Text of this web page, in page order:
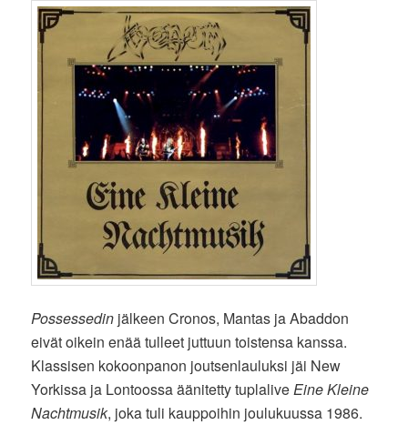
Possessedin jälkeen Cronos, Mantas ja Abaddon
eivät oikein enää tulleet juttuun toistensa kanssa.
Klassisen kokoonpanon joutsenlauluksi jäi New
Yorkissa ja Lontoossa äänitetty tuplaliveEine Kleine
Nachtmusik, joka tuli kauppoihin joulukuussa 1986.